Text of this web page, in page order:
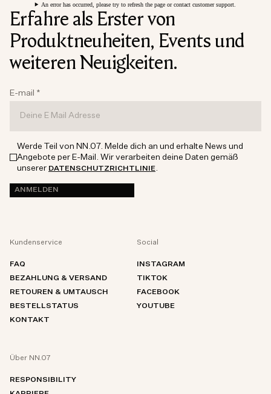
An error has occurred, please try to refresh the page or contact customer support.
Erfahre als Erster von
Produktneuheiten, Events und
weiteren Neuigkeiten.
E-mail *
Werde Teil von NN.07. Melde dich an und erhalte News und
Angebote per E-Mail. Wir verarbeiten deine Daten gemäß
unserer DATENSCHUTZRICHTLINIE
ANMELDEN
Kundenservice
FAQ
BEZAHLUNG & VERSAND
RETOUREN & UMTAUSCH
BESTELLSTATUS
KONTAKT
Social
INSTAGRAM
TIKTOK
FACEBOOK
YOUTUBE
Über NN.07
RESPONSIBILITY